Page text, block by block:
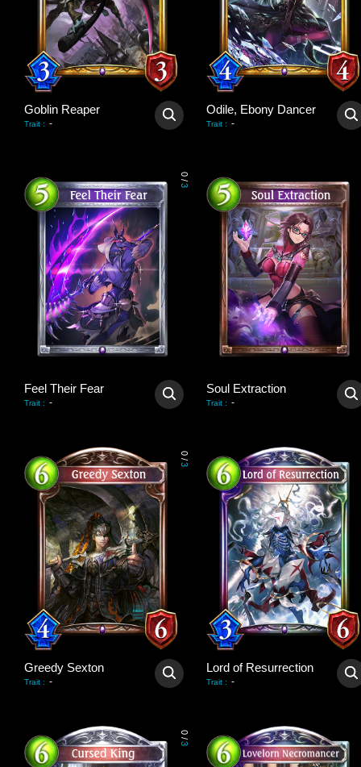
Goblin Reaper
Trait : -
Odile, Ebony Dancer
Trait : -
0
/
3
Feel Their Fear
Trait : -
Soul Extraction
Trait : -
0
/
3
Greedy Sexton
Trait : -
Lord of Resurrection
Trait : -
0
/
3